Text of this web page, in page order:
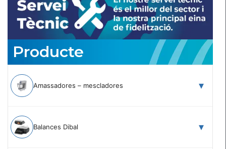
Producte
Amassadores – mescladores
Balances Dibal